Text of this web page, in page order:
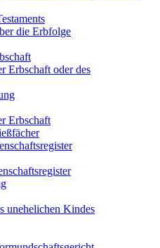
die Erbfolge
Erbschaft oder des
Erbschaft
unehelichen Kindes